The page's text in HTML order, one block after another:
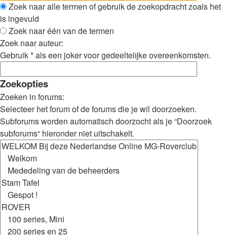
Zoek naar alle termen of gebruik de zoekopdracht zoals het
is ingevuld
Zoek naar één van de termen
Zoek naar auteur:
Gebruik * als een joker voor gedeeltelijke overeenkomsten.
Zoekopties
Zoeken in forums:
Selecteer het forum of de forums die je wil doorzoeken.
Subforums worden automatisch doorzocht als je “Doorzoek
subforums“ hieronder niet uitschakelt.